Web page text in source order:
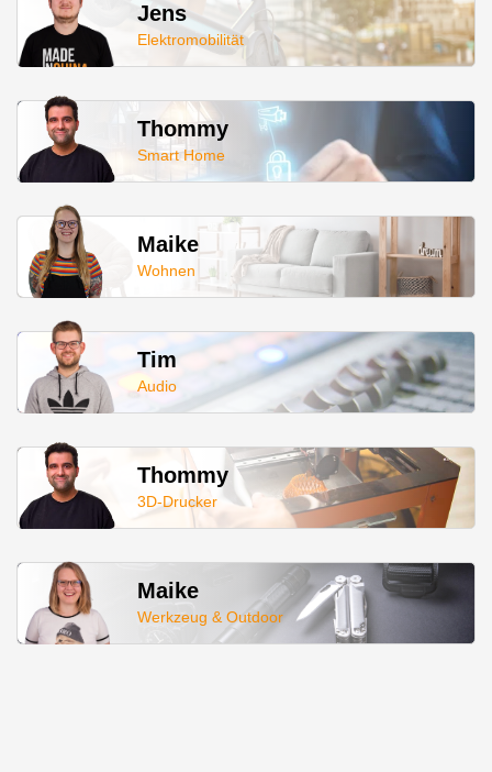
Jens
Elektromobilität
Thommy
Smart Home
Maike
Wohnen
Tim
Audio
Thommy
3D-Drucker
Maike
Werkzeug & Outdoor